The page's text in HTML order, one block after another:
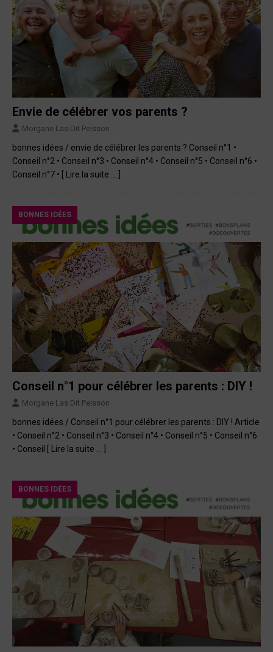
Envie de célébrer vos parents ?
Morgane Las Dit Peisson
bonnes idées / envie de célébrer les parents ? Conseil n°1 •
Conseil n°2 • Conseil n°3 • Conseil n°4 • Conseil n°5 • Conseil n°6 •
Conseil n°7 • [ Lire la suite … ]
BONNES IDÉES
Conseil n°1 pour célébrer les parents : DIY !
Morgane Las Dit Peisson
bonnes idées / Conseil n°1 pour célébrer les parents : DIY ! Article
• Conseil n°2 • Conseil n°3 • Conseil n°4 • Conseil n°5 • Conseil n°6
• Conseil [ Lire la suite … ]
BONNES IDÉES